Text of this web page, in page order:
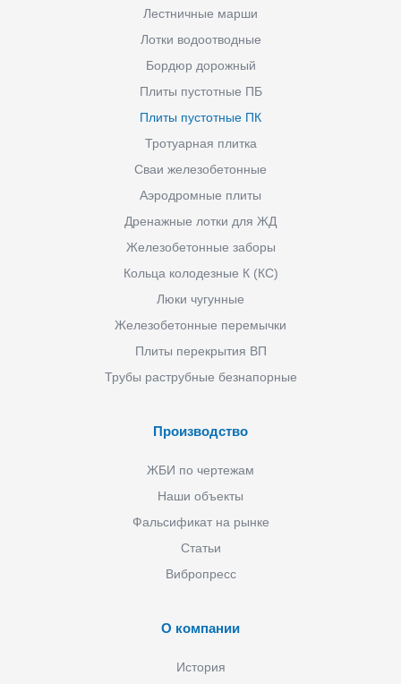
Лестничные марши
Лотки водоотводные
Бордюр дорожный
Плиты пустотные ПБ
Плиты пустотные ПК
Тротуарная плитка
Сваи железобетонные
Аэродромные плиты
Дренажные лотки для ЖД
Железобетонные заборы
Кольца колодезные К (КС)
Люки чугунные
Железобетонные перемычки
Плиты перекрытия ВП
Трубы раструбные безнапорные
Производство
ЖБИ по чертежам
Наши объекты
Фальсификат на рынке
Статьи
Вибропресс
О компании
История